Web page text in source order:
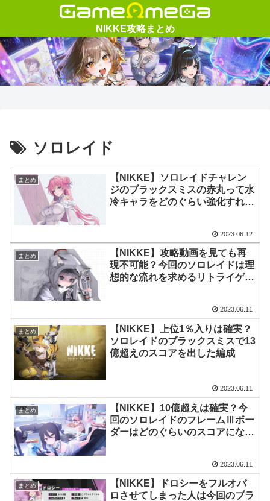
ソロレイド
まとめ
【NIKKE】ソロレイドチャレン
ジのブラックスミスの赤丸って水
冷キャラをどのぐらい強化すれば
2023.06.12
まとめ
【NIKKE】攻略動画を見ても再
現不可能？今回のソロレイドは理
想的な流れを求めるリトライゲー
2023.06.11
まとめ
【NIKKE】上位1％入りは確実？
ソロレイドのブラックスミスで13
億超えのスコアを出した編成
2023.06.11
まとめ
【NIKKE】10億超えは確実？今
回のソロレイドのフレームⅢボー
ダーはどのぐらいのスコアになり
2023.06.11
まとめ
【NIKKE】ドロシーをフルオバ
ロさせてしまった人は今回のブラ